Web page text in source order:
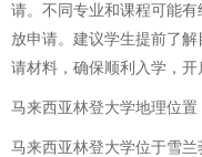
请。不同专业和课程可能
放申请。建议学生提前了
请材料，确保顺利入学，开
马来西亚林登大学地理位置
马来西亚林登大学位于雪